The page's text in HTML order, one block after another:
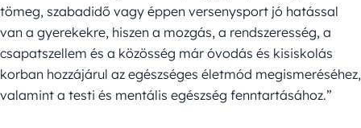
tömeg, szabadidő vagy éppen versenysport jó hatással
van a gyerekekre, hiszen a mozgás, a rendszeresség, a
csapatszellem és a közösség már óvodás és kisiskolás
korban hozzájárul az egészséges életmód megismeréséhez,
valamint a testi és mentális egészség fenntartásához.”